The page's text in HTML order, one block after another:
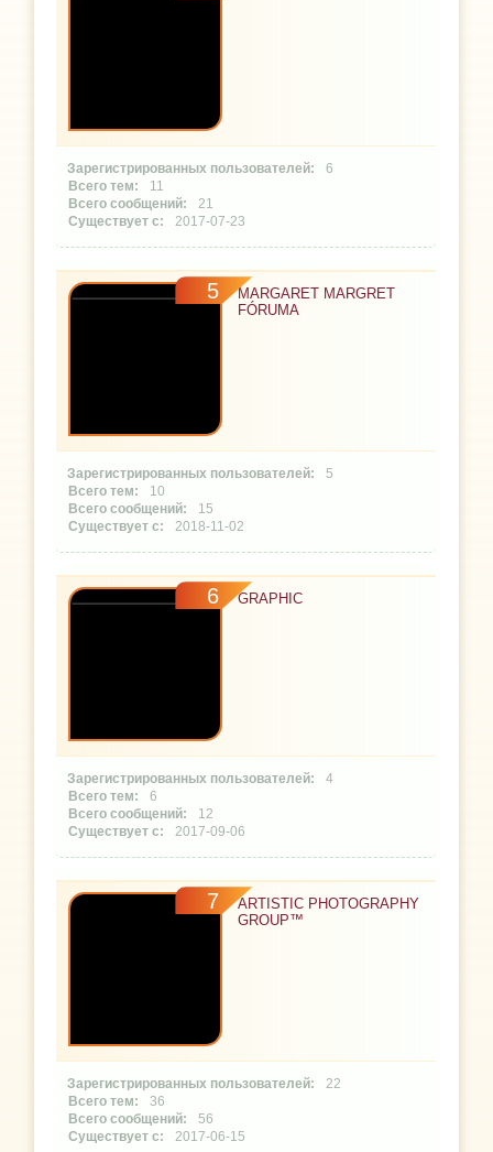
6
11
21
2017-07-23
5
MARGARET MARGRET
FÓRUMA
5
10
15
2018-11-02
6 GRAPHIC
4
6
12
2017-09-06
7
ARTISTIC PHOTOGRAPHY
GROUP™
22
36
56
2017-06-15